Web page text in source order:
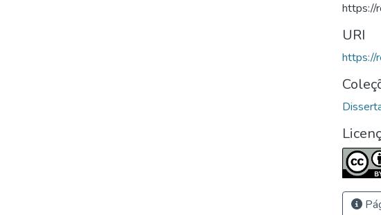
https://
URI
https://